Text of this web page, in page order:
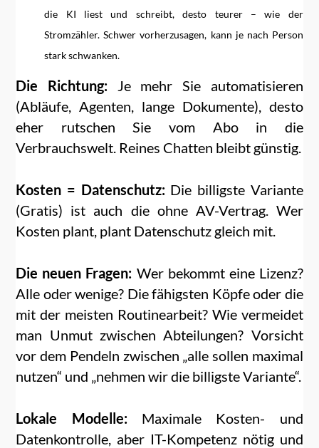
die KI liest und schreibt, desto teurer – wie der
Stromzähler. Schwer vorherzusagen, kann je nach Person
stark schwanken.
Die Richtung: Je mehr Sie automatisieren
(Abläufe, Agenten, lange Dokumente), desto
eher rutschen Sie vom Abo in die
Verbrauchswelt. Reines Chatten bleibt günstig.
Kosten = Datenschutz:Die billigste Variante
(Gratis) ist auch die ohne AV-Vertrag. Wer
Kosten plant, plant Datenschutz gleich mit.
Die neuen Fragen: Wer bekommt eine Lizenz?
Alle oder wenige? Die fähigsten Köpfe oder die
mit der meisten Routinearbeit? Wie vermeidet
man Unmut zwischen Abteilungen? Vorsicht
vor dem Pendeln zwischen „alle sollen maximal
nutzen“ und „nehmen wir die billigste Variante“.
Lokale Modelle:Maximale Kosten- und
Datenkontrolle, aber IT-Kompetenz nötig und